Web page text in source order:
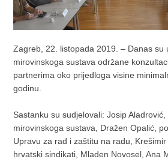
Zagreb, 22. listopada 2019. – Danas su
mirovinskoga sustava održane
partnerima oko prijedloga visine
godinu.
Sastanku su sudjelovali: Josip
mirovinskoga sustava, Dražen Opalić,
Upravu za rad i zaštitu na radu,
hrvatski sindikati, Mladen Novosel, Ana